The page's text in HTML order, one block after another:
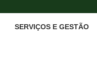
SERVIÇOS E GESTÃO